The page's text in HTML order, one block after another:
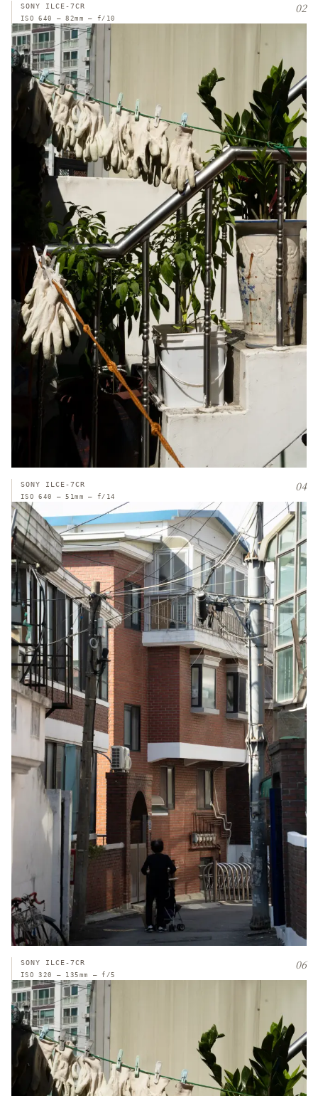
SONY ILCE-7CR
ISO 640 — 82mm — f/10
02
SONY ILCE-7CR
ISO 640 — 51mm — f/14
04
SONY ILCE-7CR
ISO 320 — 135mm — f/5
06